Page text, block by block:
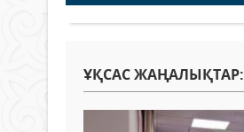
ҰҚСАС ЖАҢАЛЫҚТАР: